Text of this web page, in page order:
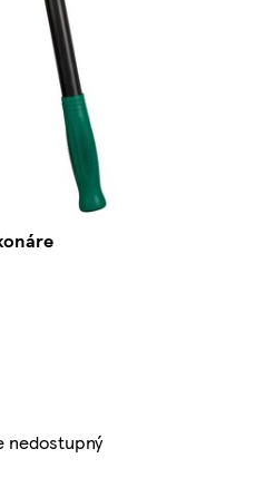
nedostupný